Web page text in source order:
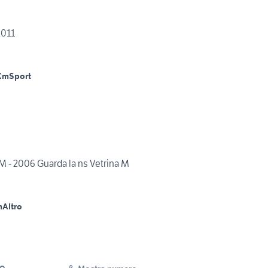
Sport
- 2006 Guarda la ns Vetrina M
Altro